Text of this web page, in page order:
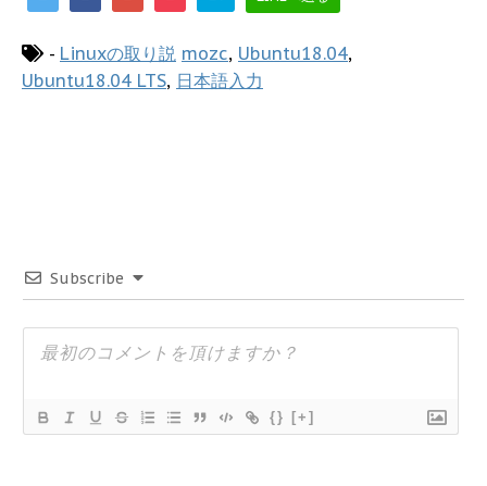
- Linuxの取り説 mozc, Ubuntu18.04,
Ubuntu18.04 LTS, 日本語入力
Subscribe
{} [+]